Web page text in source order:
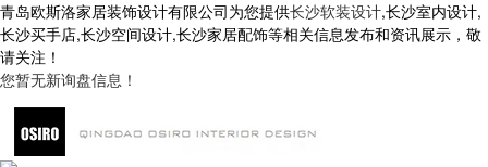
青岛欧斯洛家居装饰设计有限公司为您提供长沙软装设计,长沙室内设计,
长沙买手店,长沙空间设计,长沙家居配饰等相关信息发布和资讯展示，敬
请关注！
您暂无新询盘信息！